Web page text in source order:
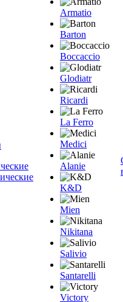
Armatio
Barton
Boccaccio
Glodiatr
Ricardi
La Ferro
Medici
Alanie
K&D
Mien
Nikitana
Salivio
Santarelli
Victory